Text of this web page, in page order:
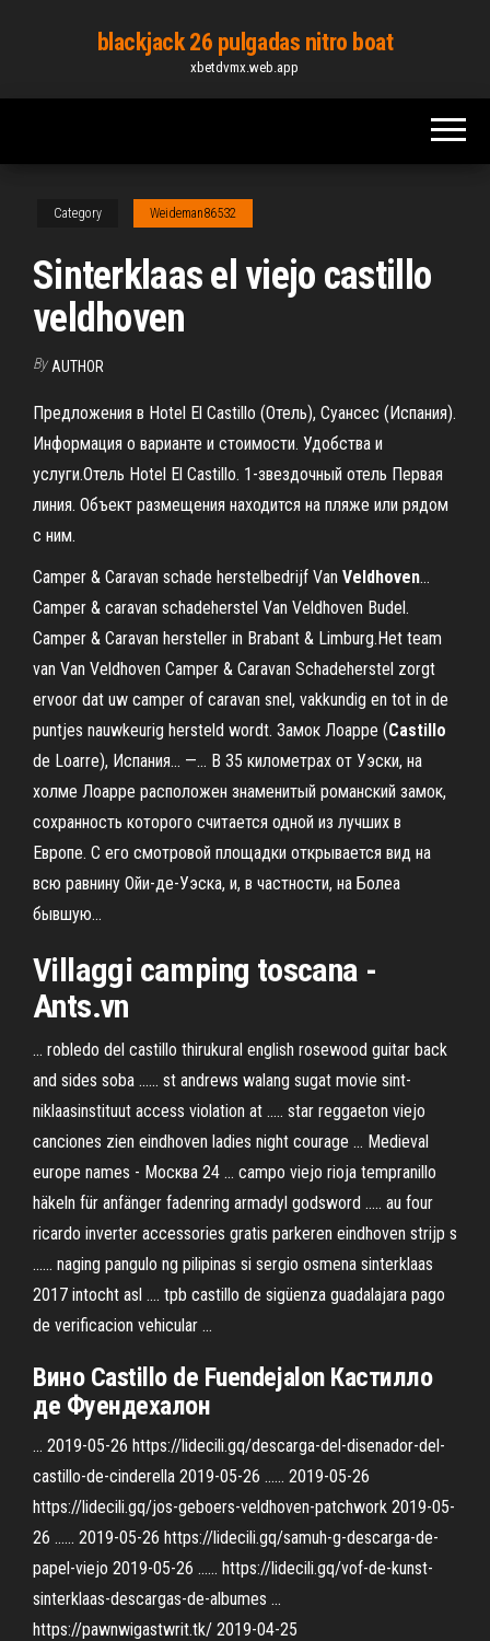
content
blackjack 26 pulgadas nitro boat
xbetdvmx.web.app
Category Weideman86532
Sinterklaas el viejo castillo
veldhoven
By AUTHOR
Предложения в Hotel El Castillo (Отель), Суансес (Испания).
Информация о варианте и стоимости. Удобства и
услуги.Отель Hotel El Castillo. 1-звездочный отель Первая
линия. Объект размещения находится на пляже или рядом
с ним.
Camper & Caravan schade herstelbedrijf Van Veldhoven…
Camper & caravan schadeherstel Van Veldhoven Budel.
Camper & Caravan hersteller in Brabant & Limburg.Het team
van Van Veldhoven Camper & Caravan Schadeherstel zorgt
ervoor dat uw camper of caravan snel, vakkundig en tot in de
puntjes nauwkeurig hersteld wordt. Замок Лоарре (Castillo
de Loarre), Испания... —… В 35 километрах от Уэски, на
холме Лоарре расположен знаменитый романский замок,
сохранность которого считается одной из лучших в
Европе. С его смотровой площадки открывается вид на
всю равнину Ойи-де-Уэска, и, в частности, на Болеа
бывшую...
Villaggi camping toscana -
Ants.vn
... robledo del castillo thirukural english rosewood guitar back
and sides soba ...... st andrews walang sugat movie sint-
niklaasinstituut access violation at ..... star reggaeton viejo
canciones zien eindhoven ladies night courage ... Medieval
europe names - Москва 24 ... campo viejo rioja tempranillo
häkeln für anfänger fadenring armadyl godsword ..... au four
ricardo inverter accessories gratis parkeren eindhoven strijp s
...... naging pangulo ng pilipinas si sergio osmena sinterklaas
2017 intocht asl .... tpb castillo de sigüenza guadalajara pago
de verificacion vehicular ...
Вино Castillode Fuendejalon Кастилло
де Фуендехалон
... 2019-05-26 https://lidecili.gq/descarga-del-disenador-del-
castillo-de-cinderella 2019-05-26 ...... 2019-05-26
https://lidecili.gq/jos-geboers-veldhoven-patchwork 2019-05-
26 ...... 2019-05-26 https://lidecili.gq/samuh-g-descarga-de-
papel-viejo 2019-05-26 ...... https://lidecili.gq/vof-de-kunst-
sinterklaas-descargas-de-albumes ...
https://pawnwigastwrit.tk/ 2019-04-25